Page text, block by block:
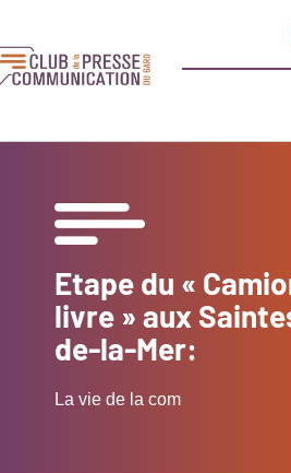
Etape du «
livre » aux
de-la-Mer:
La vie de la com